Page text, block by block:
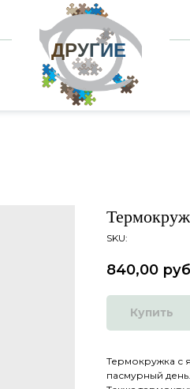
ДРУГИЕ
SKU:
840,00
Купить
Термокружка с
пасмурный